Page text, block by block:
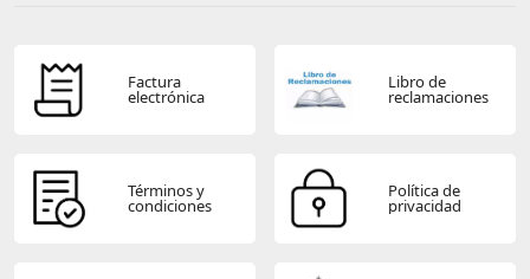
Comentarios de clientes que compraron este producto
Sin calificaciones
Este producto aún no tiene calificaciones.
Sé el primero en comentar y acumula Puntos.
Factura
electrónica
Libro de
reclamaciones
Términos y
condiciones
Política de
privacidad